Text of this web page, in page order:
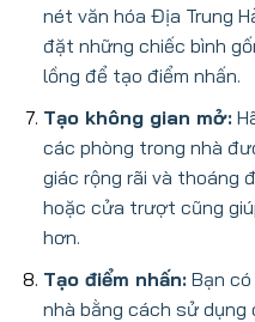
nét văn hóa Địa Trung
đặt những chiếc bình
lồng để tạo điểm nhấn.
Tạo không gian mở:
các phòng trong nhà
giác rộng rãi và thoáng
hoặc cửa trượt cũng
hơn.
Tạo điểm nhấn:Bạn có
nhà bằng cách sử